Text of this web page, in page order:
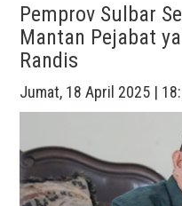
Pemprov Sulbar
Mantan Pejabat
Randis
Jumat, 18 April 2025 |